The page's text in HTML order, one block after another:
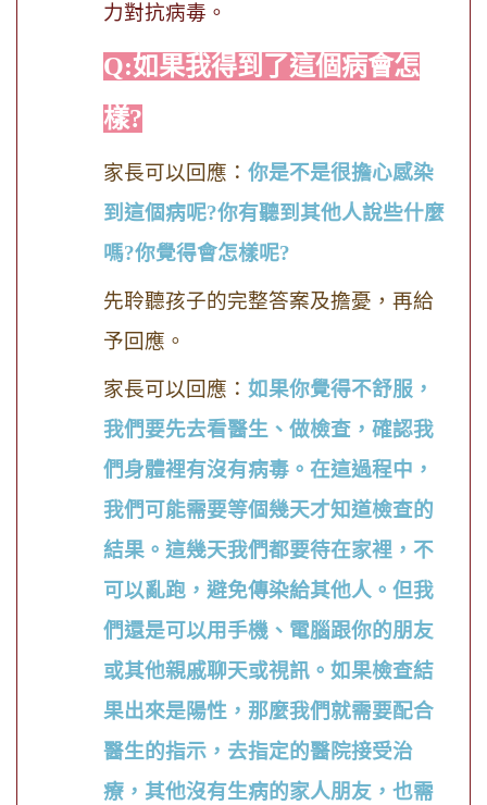
力對抗病毒。
Q:如果我得到了這個病會怎
樣?
家長可以回應： 你是不是很擔心感染
到這個病呢?你有聽到其他人說些什麼
嗎?你覺得會怎樣呢?
先聆聽孩子的完整答案及擔憂，再給
予回應。
家長可以回應： 如果你覺得不舒服，
我們要先去看醫生、做檢查，確認我
們身體裡有沒有病毒。在這過程中，
我們可能需要等個幾天才知道檢查的
結果。這幾天我們都要待在家裡，不
可以亂跑，避免傳染給其他人。但我
們還是可以用手機、電腦跟你的朋友
或其他親戚聊天或視訊。如果檢查結
果出來是陽性，那麼我們就需要配合
醫生的指示，去指定的醫院接受治
療，其他沒有生病的家人朋友，也需